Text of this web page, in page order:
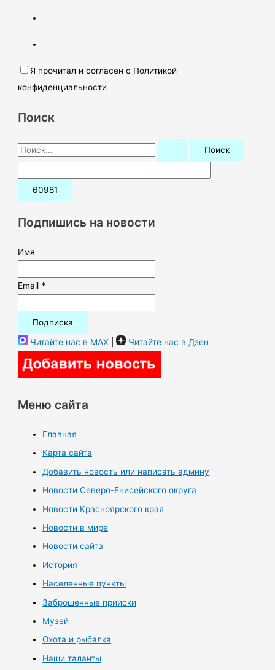
Я прочитал и согласен с Политикой
конфиденциальности
Поиск
П
о
и
:Подпишись на новости
Имя
Email *
Читайте нас в MAX | Читайте нас в Дзен
Меню сайта
Главная
Карта сайта
Добавить новость или написать админу
Новости Северо-Енисейского округа
Новости Красноярского края
Новости в мире
Новости сайта
История
Населенные пункты
Заброшенные прииски
Музей
Охота и рыбалка
Наши таланты